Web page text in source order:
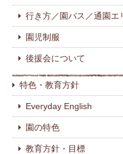
行き方／園バス／通園エ
園児制服
後援会について
特色・教育方針
Everyday English
園の特色
教育方針・目標